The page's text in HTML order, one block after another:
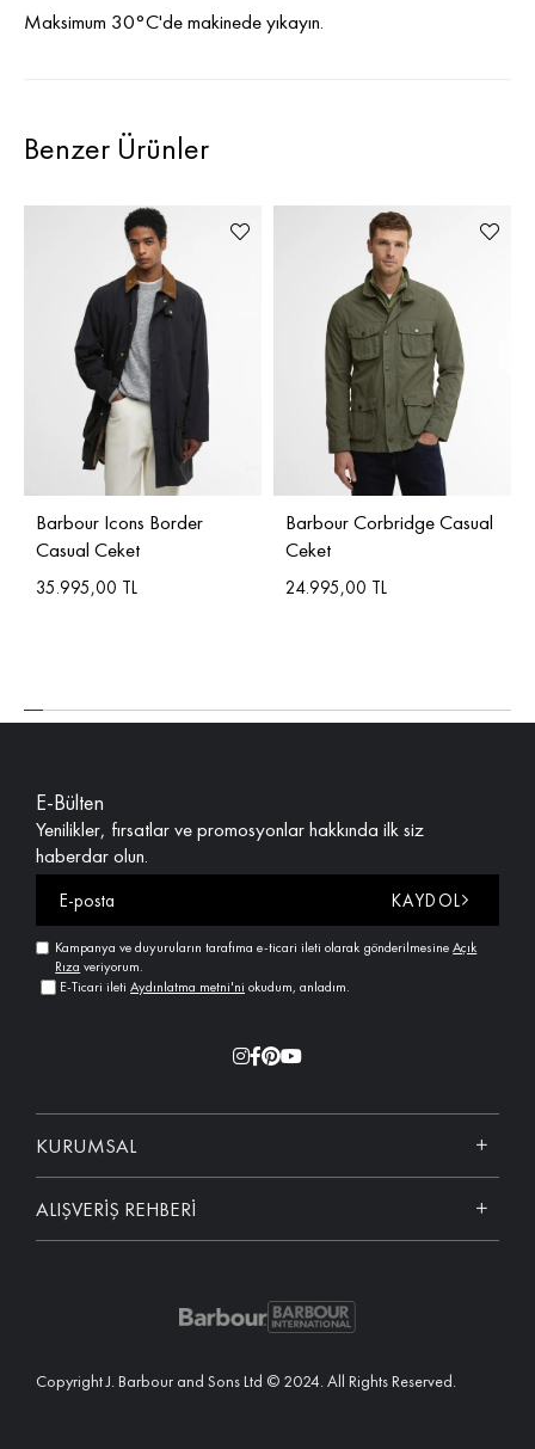
Maksimum 30°C'de makinede yıkayın.
Benzer Ürünler
Barbour Icons Border
Casual Ceket
35.995,00 TL
Barbour Corbridge Casual
Ceket
24.995,00 TL
E-Bülten
Yenilikler, fırsatlar ve promosyonlar hakkında ilk siz
haberdar olun.
KAYDOL
Kampanya ve duyuruların tarafıma e-ticari ileti olarak gönderilmesineAçık
Rıza veriyorum.
E-Ticari ileti Aydınlatma metni'ni okudum, anladım.
KURUMSAL
ALIŞVERİŞ REHBERİ
Copyright J. Barbour and Sons Ltd © 2024. All Rights Reserved.